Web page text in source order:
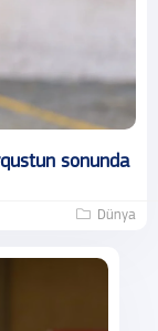
sonunda
Dünya